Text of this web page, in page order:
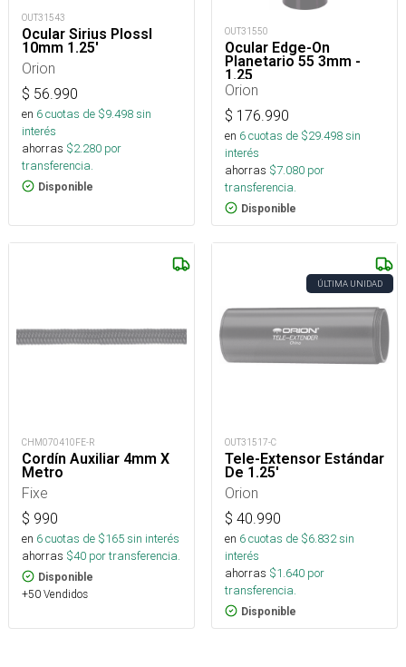
OUT31543
Ocular Sirius Plossl
10mm 1.25'
Orion
$ 56.990
en 6cuotas de $9.498sin
interés
ahorras $2.280 por
transferencia.
Disponible
OUT31550
Ocular Edge-On
Planetario 55 3mm -
1.25
Orion
$ 176.990
en 6cuotas de $29.498sin
interés
ahorras $7.080 por
transferencia.
Disponible
CHM070410FE-R
Cordín Auxiliar 4mm X
Metro
Fixe
$ 990
en 6cuotas de $165sin interés
ahorras $40 por transferencia.
Disponible
+50 Vendidos
ÚLTIMA UNIDAD
OUT31517-C
Tele-Extensor Estándar
De 1.25'
Orion
$ 40.990
en 6cuotas de $6.832sin
interés
ahorras $1.640 por
transferencia.
Disponible